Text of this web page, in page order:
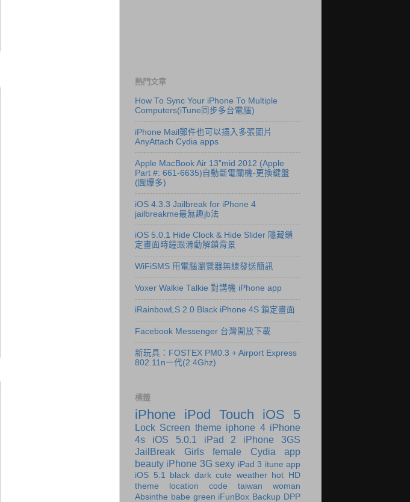
熱門文章
How To Sync Your iPhone To Multiple
Computers(iTune同步多台電腦)
iPhone Mail郵件也可以插入多張圖片
AnyAttach Cydia apps
Apple MacBook Air 13”mid 2012 (Apple
Part #: 661-6635)自動斷電關機-更換鍵盤
(圖爆多)
iOS 4.3.3 Jailbreak for iPhone 4
jailbreakme最無趣jb法
iOS 5.0.1 Hide Clock & Hide Slider 隱藏鎖
定畫面時鐘跟滑動解鎖背景
WiFiSMS 用電腦瀏覽器無線發送簡訊
Voxer Walkie Talkie 對講機 iPhone app
iRainbowLS 2.0 Black iPhone 4S 鎖定畫面
Facebook Messenger 台灣開放下載
新玩具：FOSTEX PM0.3 + Airport Express
802.11n一代(2.4Ghz)
標籤
iPhone iPod Touch iOS 5
Lock Screen theme iphone 4 iPhone
4s
iOS 5.0.1 iPad 2
iPhone 3GS
JailBreak
Girls female
Cydia app
beauty iPhone 3G sexy iPad 3 itune app
iOS 5.1
black dark cute weather hot
HD
theme
location code taiwan
woman
Absinthe babe green iFunBox Backup DPP